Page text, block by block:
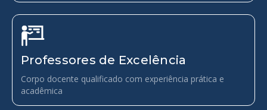
Professores de Excelência
Corpo docente qualificado com experiência prática e
acadêmica